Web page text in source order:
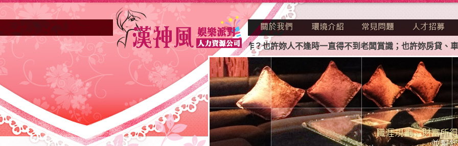
高雄酒店業妳正因不景氣的年代找不到工作？也許妳人不逢時一直得不到老闆賞識；也許妳房貸、車貸